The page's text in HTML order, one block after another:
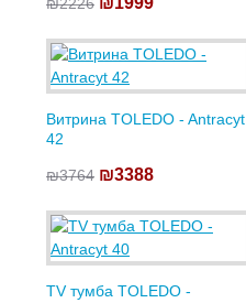
₪2226
Витрина TOLEDO - Antracyt
42
₪3764 ₪3388
TV тумба TOLEDO -